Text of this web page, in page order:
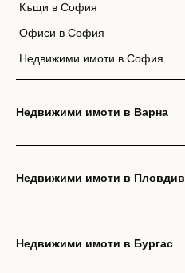
Къщи в София
Офиси в София
Недвижими имоти в София
Недвижими имоти в Варна
Недвижими имоти в Пловдив
Недвижими имоти в Бургас